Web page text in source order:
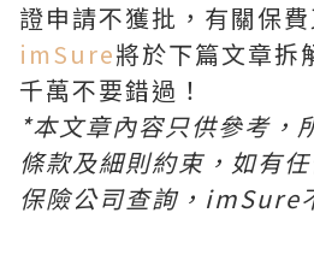
證申請不獲批，有關保
imSure將於下篇文章拆
千萬不要錯過！
*本文章內容只供參考，
條款及細則約束，如有
保險公司查詢，imSure